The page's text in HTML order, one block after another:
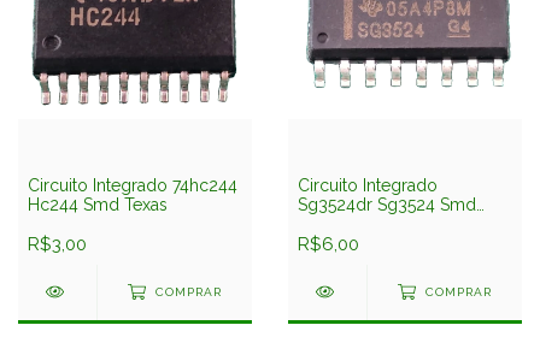
Circuito Integrado 74hc244
Hc244 Smd Texas
R$3,00
COMPRAR
Circuito Integrado
Sg3524dr Sg3524 Smd
R$6,00
COMPRAR